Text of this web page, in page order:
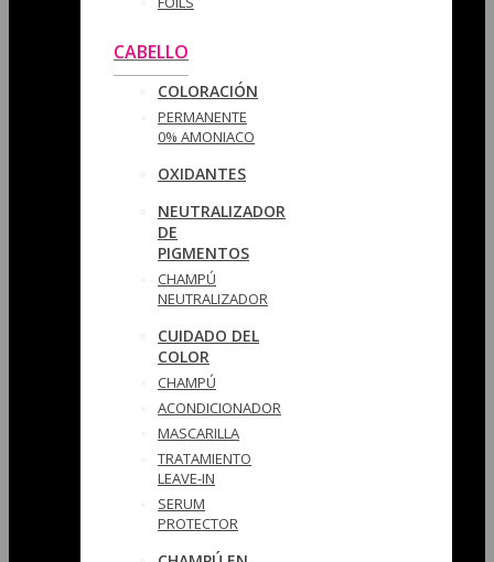
CABELLO
COLORACIÓN
PERMANENTE
0% AMONIACO
OXIDANTES
NEUTRALIZADOR
DE
PIGMENTOS
CHAMPÚ
NEUTRALIZADOR
CUIDADO DEL
COLOR
CHAMPÚ
ACONDICIONADOR
MASCARILLA
TRATAMIENTO
LEAVE-IN
SERUM
PROTECTOR